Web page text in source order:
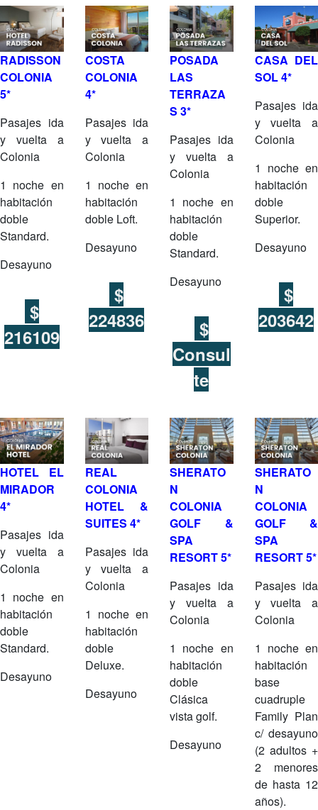
RADISSON
COLONIA
5*
Pasajes ida
y vuelta a
Colonia
1 noche en
habitación
doble
Standard.
Desayuno
$
216109
COSTA
COLONIA
4*
Pasajes ida
y vuelta a
Colonia
1 noche en
habitación
doble Loft.
Desayuno
$
224836
POSADA
LAS
TERRAZA
S 3*
Pasajes ida
y vuelta a
Colonia
1 noche en
habitación
doble
Standard.
Desayuno
$
Consul
te
CASA DEL
SOL 4*
Pasajes ida
y vuelta a
Colonia
1 noche en
habitación
doble
Superior.
Desayuno
$
203642
HOTEL EL
MIRADOR
4*
Pasajes ida
y vuelta a
Colonia
1 noche en
habitación
doble
Standard.
Desayuno
REAL
COLONIA
HOTEL &
SUITES 4*
Pasajes ida
y vuelta a
Colonia
1 noche en
habitación
doble
Deluxe.
Desayuno
SHERATO
N
COLONIA
GOLF &
SPA
RESORT 5*
Pasajes ida
y vuelta a
Colonia
1 noche en
habitación
doble
Clásica
vista golf.
Desayuno
SHERATO
N
COLONIA
GOLF &
SPA
RESORT 5*
Pasajes ida
y vuelta a
Colonia
1 noche en
habitación
base
cuadruple
Family Plan
c/ desayuno
(2 adultos +
2 menores
de hasta 12
años).